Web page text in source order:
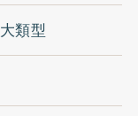
類型